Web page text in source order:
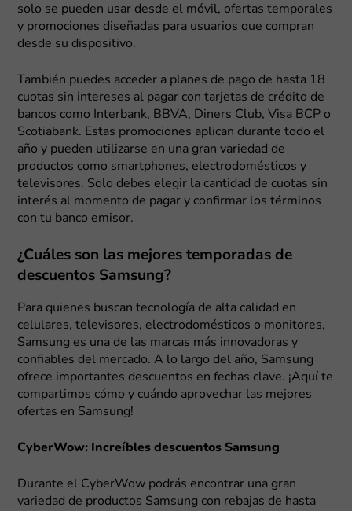
solo se pueden usar desde el móvil, ofertas temporales
y promociones diseñadas para usuarios que compran
desde su dispositivo.
También puedes acceder a planes de pago de hasta 18
cuotas sin intereses al pagar con tarjetas de crédito de
bancos como Interbank, BBVA, Diners Club, Visa BCP o
Scotiabank. Estas promociones aplican durante todo el
año y pueden utilizarse en una gran variedad de
productos como smartphones, electrodomésticos y
televisores. Solo debes elegir la cantidad de cuotas sin
interés al momento de pagar y confirmar los términos
con tu banco emisor.
¿Cuáles son las mejores temporadas de
descuentos Samsung?
Para quienes buscan tecnología de alta calidad en
celulares, televisores, electrodomésticos o monitores,
Samsung es una de las marcas más innovadoras y
confiables del mercado. A lo largo del año, Samsung
ofrece importantes descuentos en fechas clave. ¡Aquí te
compartimos cómo y cuándo aprovechar las mejores
ofertas en Samsung!
CyberWow: Increíbles descuentos Samsung
Durante el CyberWow podrás encontrar una gran
variedad de productos Samsung con rebajas de hasta